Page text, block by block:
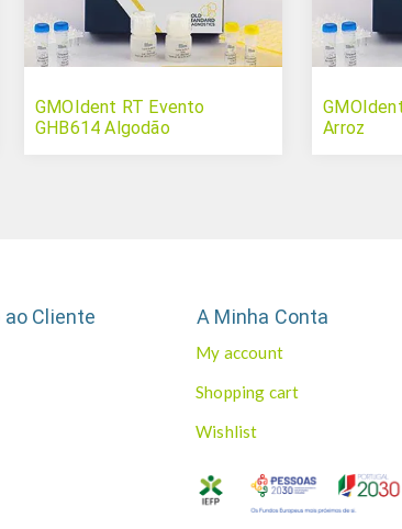
GMOIdent RT Evento
GHB614 Algodão
Arroz
ao Cliente A Minha Conta
My account
Shopping cart
Wishlist